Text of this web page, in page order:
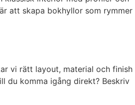
att skapa bokhyllor som rymmer
vi rätt layout, material och finish
du komma igång direkt? Beskriv